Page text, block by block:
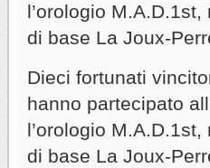
l’orologio
di base La Joux-
Dieci fortunati
hanno partecipato
l’orologio
di base La Joux-